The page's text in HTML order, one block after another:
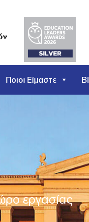
Ποιοι Είμαστε
εργασίας